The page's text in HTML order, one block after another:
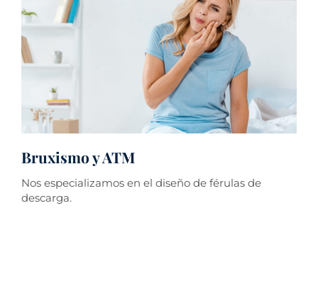
Bruxismo y ATM
Nos especializamos en el diseño de férulas de
descarga.